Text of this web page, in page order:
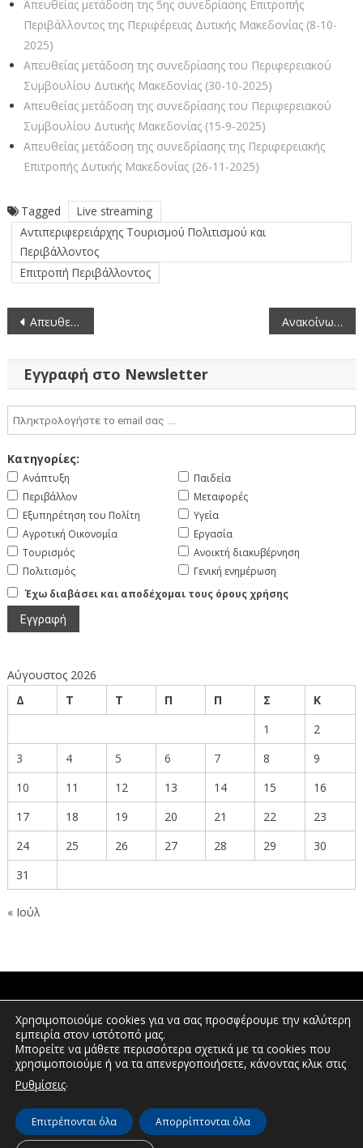
Απευθείας μετάδοση της 5ης συνεδρίασης Επιτροπής
Περιβάλλοντος της Περιφέρειας Δυτικής Μακεδονίας (8-10-
2025)
Απευθείας μετάδοση της συνεδρίασης του Περιφερειακού
Συμβουλίου Δυτικής Μακεδονίας (30-10-2025)
Απευθείας μετάδοση της συνεδρίασης του Περιφερειακού
Συμβουλίου Δυτικής Μακεδονίας (15-9-2025)
Απευθείας μετάδοση της συνεδρίασης της Περιφερειακής
Επιτροπής Δυτικής Μακεδονίας (26-11-2025)
Tagged
Live streaming
Αντιπεριφερειάρχης Τουρισμού Πολιτισμού και
Περιβάλλοντος
Επιτροπή Περιβάλλοντος
Πλοήγηση
άρθρων
Απευθείας μετάδοση της έκτακτης συνεδρίασης της Περιφερειακής Επιτροπής Δυτικής Μακεδονίας (1-9-2025) Ανακοίνωση του Περιφερειακού Συμβουλίου επί της Μ.Π.Ε. του έργου: Αντλησιοταμιευτικά έργα στις θέσεις «Φλάμπουρο» και «Τρανή Ράχη»
Εγγραφή στο Newsletter
Κατηγορίες:
Ανάπτυξη
Περιβάλλον
Εξυπηρέτηση του Πολίτη
Αγροτική Οικονομία
Τουρισμός
Πολιτισμός
Παιδεία
Μεταφορές
Υγεία
Εργασία
Ανοικτή διακυβέρνηση
Γενική ενημέρωση
Έχω διαβάσει και αποδέχομαι τους όρους χρήσης
Αύγουστος 2026
Δ
Τ Τ Π Π Σ
Κ
1
2
3
4 5 6 7 8
9
10
11 12 13 14 15
16
17
18 19 20 21 22
23
24
25 26 27 28 29
30
31
« Ιούλ
ΠΟΛΙΤΕΣ
ΕΠΕΝΔΥΤΕΣ
© Διεύθυνση Διαφάνειας & Ηλεκτρονικής Διακυβέρνησης | Περιφέρεια
Χρησιμοποιούμε cookies για να σας προσφέρουμε την καλύτερη
εμπειρία στον ιστότοπό μας.
Μπορείτε να μάθετε περισσότερα σχετικά με τα cookies που
χρησιμοποιούμε ή να τα απενεργοποιήσετε, κάνοντας κλικ στις
Ρυθμίσεις.
Επιτρέπονται όλα Απορρίπτονται όλα